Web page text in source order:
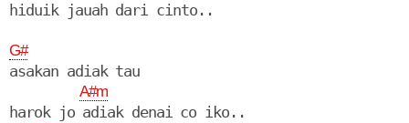
hiduik jauah dari cinto..
G#
asakan adiak tau
A#m
harok jo adiak denai co iko..